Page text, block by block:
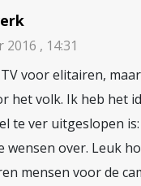
, 14:31
voor elitairen,
het volk. Ik heb het
te ver uitgeslopen
wensen over. Leuk
mensen voor de